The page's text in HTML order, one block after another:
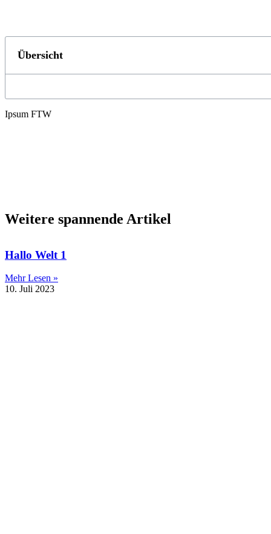
Übersicht
Ipsum FTW
Weitere spannende Artikel
Hallo Welt 1
Mehr Lesen »
10. Juli 2023